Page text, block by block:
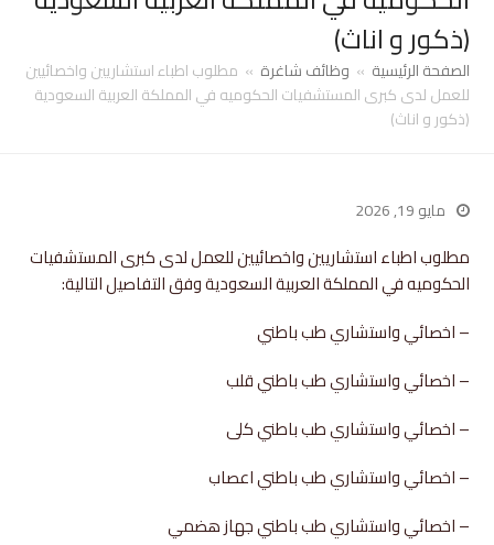
(ذكور و اناث)
الصفحة الرئيسية » وظائف شاغرة » مطلوب اطباء استشاريين واخصائيين
للعمل لدى كبرى المستشفيات الحكوميه في المملكة العربية السعودية
(ذكور و اناث)
مايو 19, 2026
مطلوب اطباء استشاريين واخصائيين للعمل لدى كبرى المستشفيات
الحكوميه في المملكة العربية السعودية وفق التفاصيل التالية:
– اخصائي واستشاري طب باطني
– اخصائي واستشاري طب باطني قلب
– اخصائي واستشاري طب باطني كلى
– اخصائي واستشاري طب باطني اعصاب
– اخصائي واستشاري طب باطني جهاز هضمي